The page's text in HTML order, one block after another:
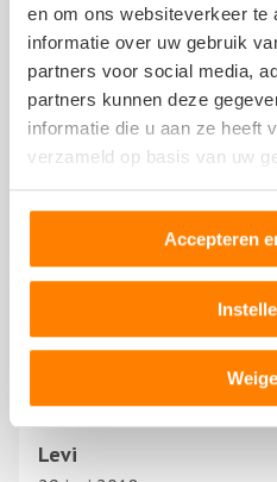
en om ons websiteverkeer te
informatie over uw gebruik
partners voor social media,
partners kunnen deze
informatie die u aan ze heeft
verzameld op basis van uw
Accepteren
vriendelijk is.
Toon
meer
Janet Parlevliet
8 september 2024
Mijn bestelling voor een
pakte prima uit.
Even telefonisch overleg
moest letten bij de montage
Levi